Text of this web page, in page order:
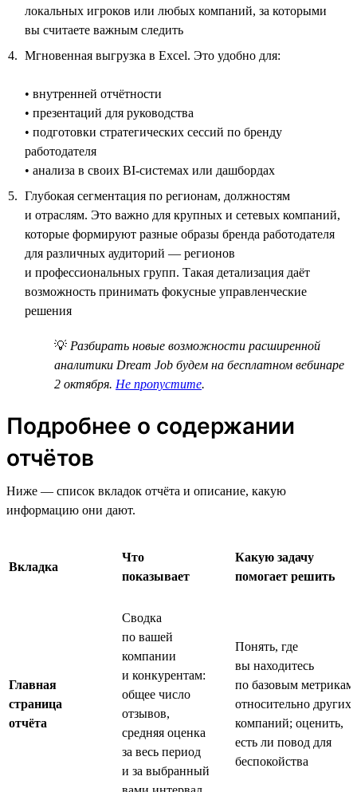
локальных игроков или любых компаний, за которыми
вы считаете важным следить
Мгновенная выгрузка в Excel. Это удобно для:
• внутренней отчётности
• презентаций для руководства
• подготовки стратегических сессий по бренду
работодателя
• анализа в своих BI-системах или дашбордах
Глубокая сегментация по регионам, должностям
и отраслям. Это важно для крупных и сетевых компаний,
которые формируют разные образы бренда работодателя
для различных аудиторий — регионов
и профессиональных групп. Такая детализация даёт
возможность принимать фокусные управленческие
решения
💡 Разбирать новые возможности расширенной
аналитики Dream Job будем на бесплатном вебинаре
2 октября. Не пропустите.
Подробнее о содержании
отчётов
Ниже — список вкладок отчёта и описание, какую
информацию они дают.
Вкладка
Что
показывает
Какую задачу
помогает решить
Главная
страница
отчёта
Сводка
по вашей
компании
и конкурентам:
общее число
отзывов,
средняя оценка
за весь период
и за выбранный
Понять, где
вы находитесь
по базовым метрикам
относительно других
компаний; оценить,
есть ли повод для
беспокойства